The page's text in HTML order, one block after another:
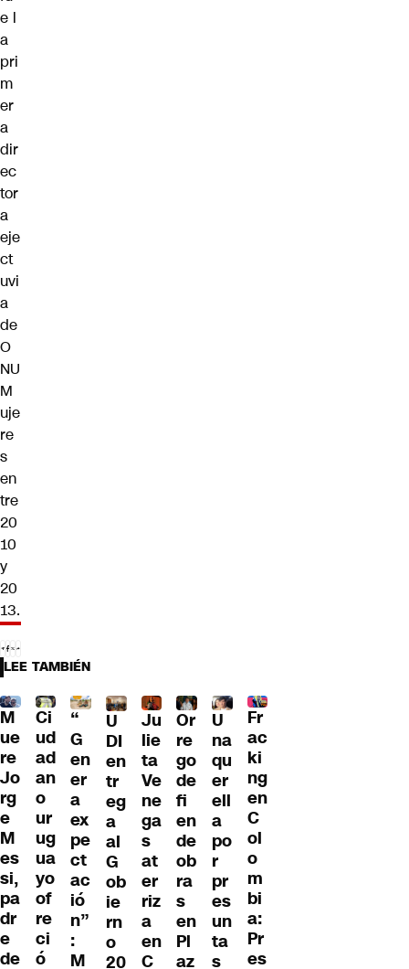
e l
a
pri
m
er
a
dir
ec
tor
a
eje
ct
uvi
a
de
O
NU
M
uje
re
s
en
tre
20
10
y
20
13.
LEE TAMBIÉN
M
ue
re
Jo
rg
e
M
es
si,
pa
dr
e
de
Ci
ud
ad
an
o
ur
ug
ua
yo
of
re
ci
ó
“
G
en
er
a
ex
pe
ct
ac
ió
n”
:
M
U
DI
en
tr
eg
a
al
G
ob
ie
rn
o
20
Ju
lie
ta
Ve
ne
ga
s
at
er
riz
a
en
C
Or
re
go
de
fi
en
de
ob
ra
s
en
Pl
az
U
na
qu
er
ell
a
po
r
pr
es
un
ta
s
Fr
ac
ki
ng
en
C
ol
o
m
bi
a:
Pr
es